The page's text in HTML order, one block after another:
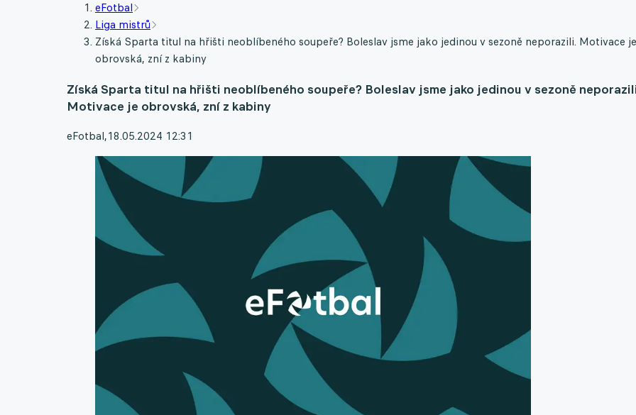
eFotbal
Liga mistrů
Získá Sparta titul na hřišti neoblíbeného soupeře? Boleslav jsme jako jedinou v sezoně neporazili. Motivace je
obrovská, zní z kabiny
Získá Sparta titul na hřišti neoblíbeného soupeře? Boleslav jsme jako jedinou v sezoně
Motivace je obrovská, zní z kabiny
eFotbal,18.05.2024 12:31